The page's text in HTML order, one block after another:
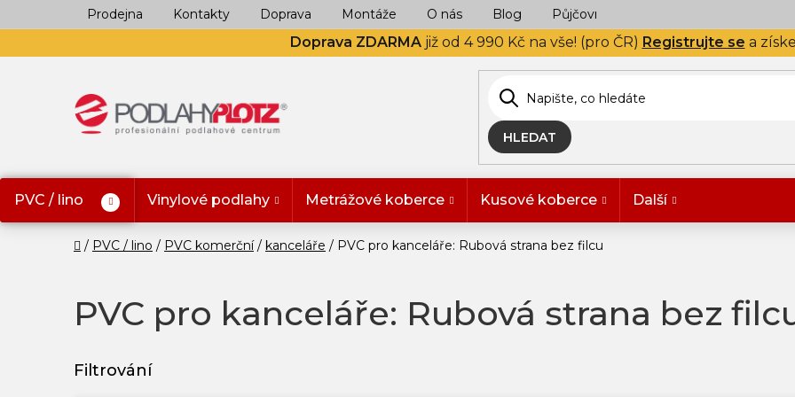
na
Doprava ZDARMA již od 4 990 Kč na vše! (pro ČR) Registrujte se a
Prodejna Kontakty Doprava Montáže O nás Blog Půjčovna
HLEDAT
PVC / lino Vinylové podlahy Metrážové koberce Kusové koberce Další
Domů
PVC / lino PVC komerční kanceláře PVC pro kanceláře: Rubová strana bez filcu
PVC pro kanceláře: Rubová strana bez
ý